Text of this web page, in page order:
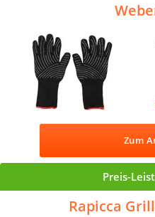
Zum
Preis-
Rapicca